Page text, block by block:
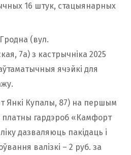
16 штук, стацыянарных
(вул.
7а) з кастрычніка 2025
ячэйкі для
Янкі Купалы, 87) на першым
платны гардэроб «Камфорт
дазваляюць пакідаць і
валізкі – 2 руб. за